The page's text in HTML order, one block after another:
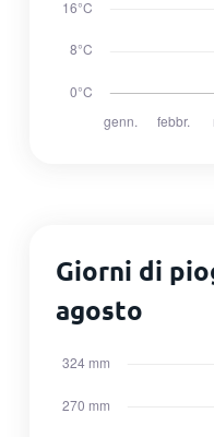
Giorni di
agosto